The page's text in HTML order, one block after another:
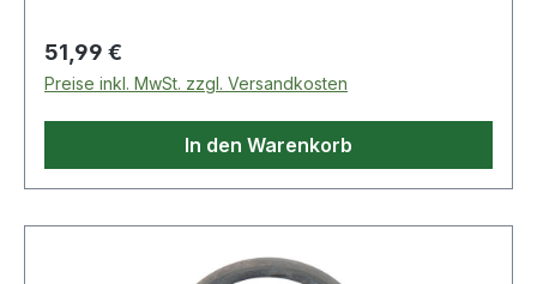
Regulärer Preis:
51,99 €
Preise inkl. MwSt. zzgl. Versandkosten
In den Warenkorb